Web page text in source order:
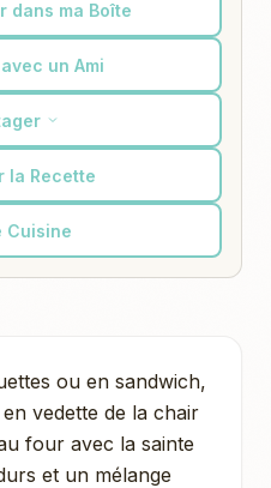
dans ma Boîte
un Ami
la Recette
Cuisine
ou en sandwich,
vedette de la chair
four avec la sainte
et un mélange